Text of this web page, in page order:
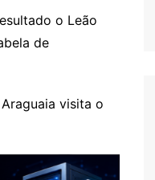
o Leão
de
visita o